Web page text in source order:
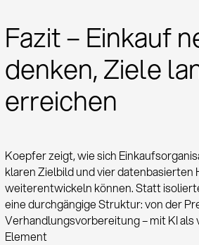
Fazit – Einkauf
denken, Ziele
erreichen
Koepfer zeigt, wie sich
klaren Zielbild und vier datenbasierten
weiterentwickeln können. Statt
eine durchgängige Struktur: von der
Verhandlungsvorbereitung – mit KI als
Element